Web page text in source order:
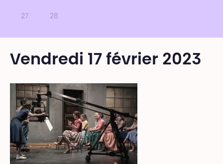
27 28
Vendredi 17 février 2023